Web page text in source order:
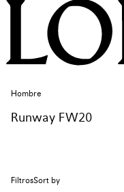
Hombre
Runway FW20
FiltrosSort by